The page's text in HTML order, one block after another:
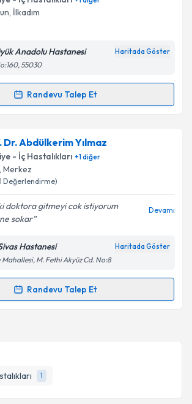
1
Takvim Talebini Gönder
e-posta ile bilgilendireceğiz.
verilerimin işlenmesine ilişkin
okudum ve kişisel verilerimin belirtilen
Takvim Talebini Gönder
, İlkadım
Anadolu Hastanesi Haritada Göster
55030
Randevu Talep Et
Takvimi Talebi
Kaynariçin randevu takvimi talebi
bu uzmandan randevu almanız için bir
e-posta ile bilgilendireceğiz.
verilerimin işlenmesine ilişkin
Aydınlatma
okudum ve kişisel verilerimin belirtilen
işlenmesini kabul ediyorum.
Dr. Abdülkerim Yılmaz
- İç Hastalıkları +1diğer
, Merkez
Değerlendirme)
doktora gitmeyi cok istiyorum
sokar
Devamı
Hastanesi Haritada Göster
M. Fethi Akyüz Cd. No:8
Randevu Talep Et
Takvimi Talebi
hazırlandığında e-posta ile